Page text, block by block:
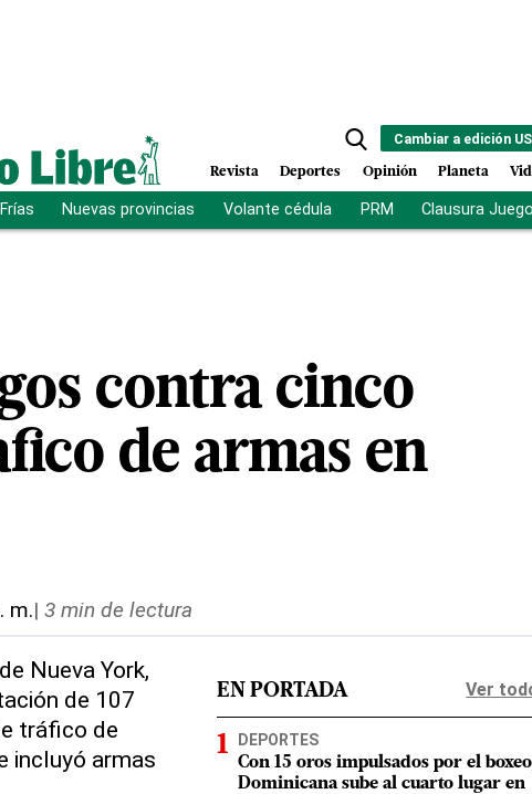
Cambiar a edición
Revista Deportes Opinión Planeta
Nuevas provincias Volante cédula PRM Clausura
contra cinco
de armas en
m.| 3 min de lectura
Nueva York,
de 107
tráfico de
incluyó armas
EN PORTADA Ver
DEPORTES
Con 15 oros impulsados por el
Dominicana sube al cuarto lugar en